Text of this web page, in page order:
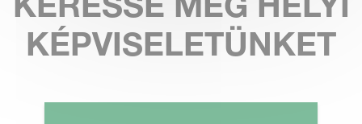
KÉPVISELETÜNKET